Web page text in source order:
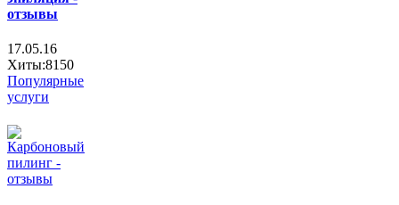
отзывы
17.05.16
Хиты:8150
Популярные
услуги